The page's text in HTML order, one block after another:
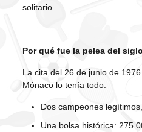
solitario.
Por qué fue la pelea del siglo
La cita del 26 de junio de
Mónaco lo tenía todo:
Dos campeones
Una bolsa histórica: